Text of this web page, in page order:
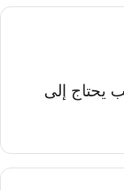
يحتاج إلى